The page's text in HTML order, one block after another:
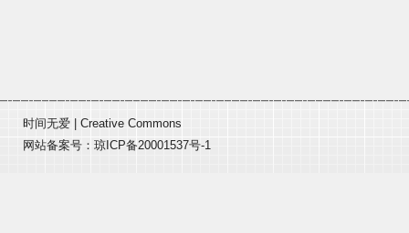
时间无爱
Creative Commons
网站备案号： 琼ICP备20001537号-1